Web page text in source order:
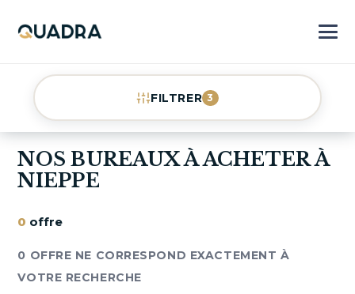
FILTRER 3
NOS BUREAUX À ACHETER À
NIEPPE
0 offre
0 OFFRE NE CORRESPOND EXACTEMENT À
VOTRE RECHERCHE